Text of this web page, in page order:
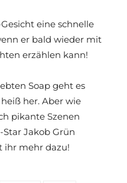
eine schnelle
er bald wieder mit
erzählen kann!
Soap geht es
her. Aber wie
pikante Szenen
Jakob Grün
ihr mehr dazu!